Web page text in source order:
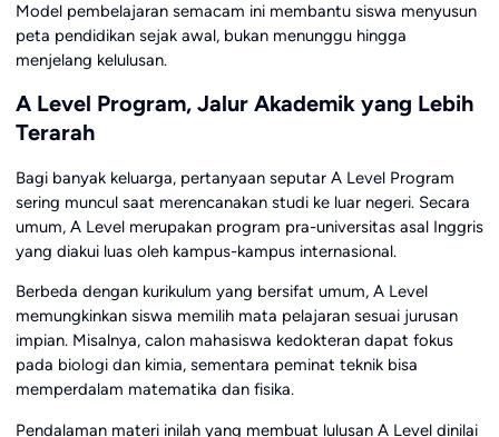
Model pembelajaran semacam ini membantu siswa menyusun
peta pendidikan sejak awal, bukan menunggu hingga
menjelang kelulusan.
A Level Program, Jalur Akademik yang Lebih
Terarah
Bagi banyak keluarga, pertanyaan seputar A Level Program
sering muncul saat merencanakan studi ke luar negeri. Secara
umum, A Level merupakan program pra-universitas asal Inggris
yang diakui luas oleh kampus-kampus internasional.
Berbeda dengan kurikulum yang bersifat umum, A Level
memungkinkan siswa memilih mata pelajaran sesuai jurusan
impian. Misalnya, calon mahasiswa kedokteran dapat fokus
pada biologi dan kimia, sementara peminat teknik bisa
memperdalam matematika dan fisika.
Pendalaman materi inilah yang membuat lulusan A Level dinilai